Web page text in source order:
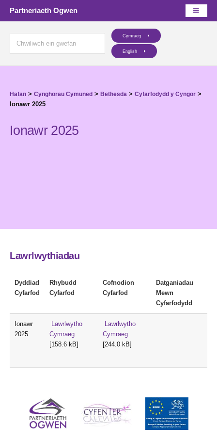
Partneriaeth Ogwen
Cymraeg
English
Hafan > Cynghorau Cymuned > Bethesda > Cyfarfodydd y Cyngor >
Ionawr 2025
Ionawr 2025
Lawrlwythiadau
Dyddiad
Cyfarfod
Rhybudd
Cyfarfod
Cofnodion
Cyfarfod
Datganiadau
Mewn
Cyfarfodydd
Ionawr
2025
Lawrlwytho
Cymraeg
[158.6 kB]
Lawrlwytho
Cymraeg
[244.0 kB]